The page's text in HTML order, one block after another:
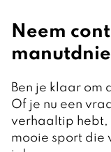
Neem
Ben je klaar om
Of je nu een
verhaaltip hebt,
mooie sport die